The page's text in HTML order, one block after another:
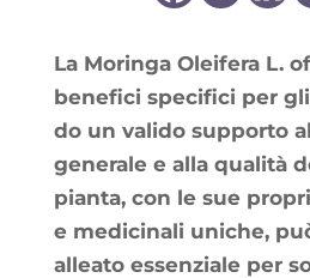
La Morin­ga Olei­fe­ra L.
bene­fi­ci spe­ci­fi­ci per
do un vali­do sup­por­to
gene­rale e alla qua­li­tà
pian­ta, con le sue
e medi­ci­na­li uniche,
allea­to essen­ziale per